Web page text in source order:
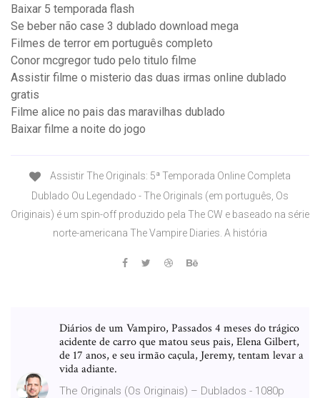
Baixar 5 temporada flash
Se beber não case 3 dublado download mega
Filmes de terror em português completo
Conor mcgregor tudo pelo titulo filme
Assistir filme o misterio das duas irmas online dublado
gratis
Filme alice no pais das maravilhas dublado
Baixar filme a noite do jogo
Assistir The Originals: 5ª Temporada Online Completa
Dublado Ou Legendado - The Originals (em português, Os
Originais) é um spin-off produzido pela The CW e baseado na série
norte-americana The Vampire Diaries. A história
Diários de um Vampiro, Passados 4 meses do trágico
acidente de carro que matou seus pais, Elena Gilbert,
de 17 anos, e seu irmão caçula, Jeremy, tentam levar a
vida adiante.
The Originals (Os Originais) – Dublados - 1080p